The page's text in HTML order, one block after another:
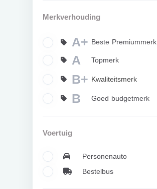
Merkverhouding
A+ Beste Premiummerk
A Topmerk
B+ Kwaliteitsmerk
B Goed budgetmerk
Voertuig
Personenauto
Bestelbus